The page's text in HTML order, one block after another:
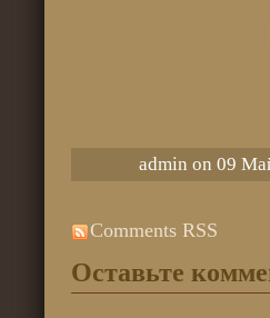
admin on 09
Comments RSS
Оставьте